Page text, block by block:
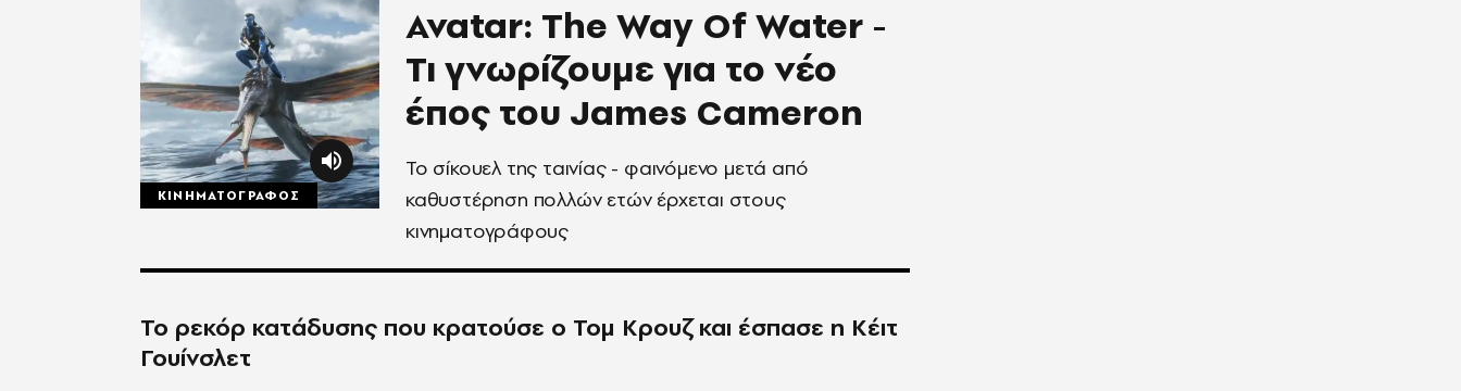
ΚΙΝΗΜΑΤΟΓΡΑΦΟΣ
Avatar: The Way Of Water -
Τι γνωρίζουμε για το νέο
έπος του James Cameron
To σίκουελ της ταινίας - φαινόμενο μετά από
καθυστέρηση πολλών ετών έρχεται στους
κινηματογράφους
Το ρεκόρ κατάδυσης που κρατούσε ο Τομ Κρουζ και έσπασε η Κέιτ
Γουίνσλετ